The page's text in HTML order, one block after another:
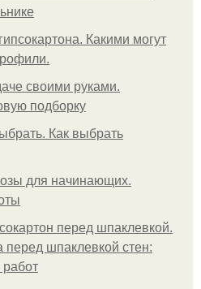
Какими могут
своими руками.
подборку
Как выбрать
для начинающих.
перед шпаклевкой.
перед шпаклевкой стен:
работ